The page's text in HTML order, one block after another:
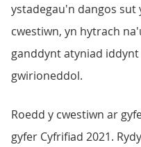
ystadegau'n dangos
cwestiwn, yn hytrach
ganddynt atyniad
gwirioneddol.
Roedd y cwestiwn ar
gyfer Cyfrifiad 2021.